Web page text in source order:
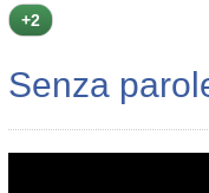
+2
Senza